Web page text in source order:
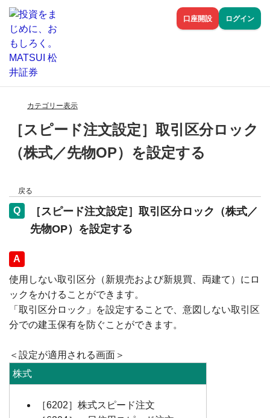
口座開設 ログイン
カテゴリー表示
［スピード注文設定］取引区分ロック
（株式／先物OP）を設定する
戻る
［スピード注文設定］取引区分ロック（株式／
先物OP）を設定する
回答
使用しない取引区分（新規売および新規買、両建て）にロ
ックをかけることができます。
「取引区分ロック」を設定することで、意図しない取引区
分での建玉保有を防ぐことができます。
＜設定が適用される画面＞
株式
［6202］株式スピード注文